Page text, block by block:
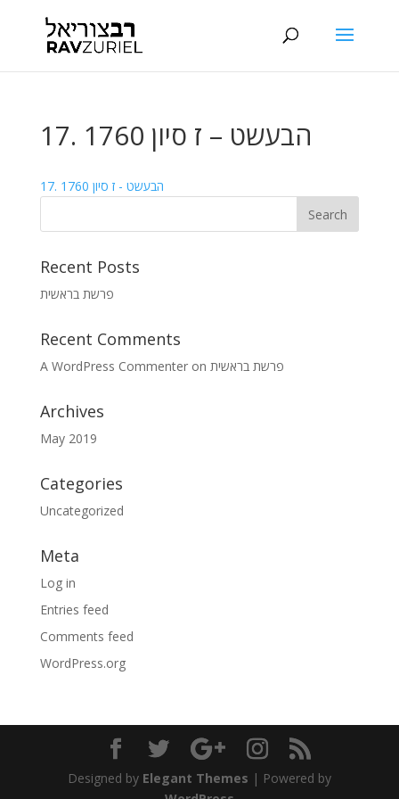
17. הבעשט – ז סיון 1760
17. הבעשט - ז סיון 1760
Recent Posts
פרשת בראשית
Recent Comments
A WordPress Commenteron פרשת בראשית
Archives
May 2019
Categories
Uncategorized
Meta
Log in
Entries feed
Comments feed
WordPress.org
Designed by Elegant Themes | Powered by